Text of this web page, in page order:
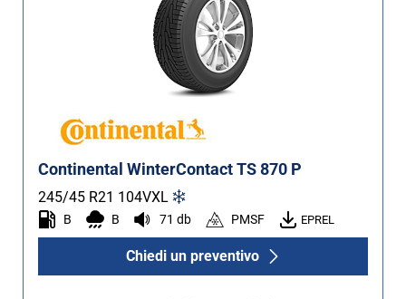
Continental WinterContact TS 870 P
245/45 R21 104VXL
B B 71 db PMSF EPREL
Chiedi un preventivo